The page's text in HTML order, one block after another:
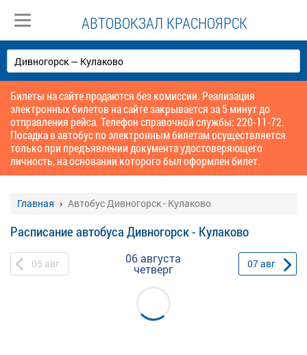
АВТОВОКЗАЛ КРАСНОЯРСК
Билеты на сайте продаются без комиссии. Реализация
электронных билетов на сайте закрывается за 5 минут до
отправления рейса. Телефон справочной службы: 220-11-72.
Посадка в автобус по электронным билетам осуществляется
только при предъявлении документа удостоверяющего
личность, на основании которого был оформлен билет.
Главная Автобус Дивногорск - Кулаково
Расписание автобуса Дивногорск - Кулаково
05 авг 06 августа
четверг 07авг